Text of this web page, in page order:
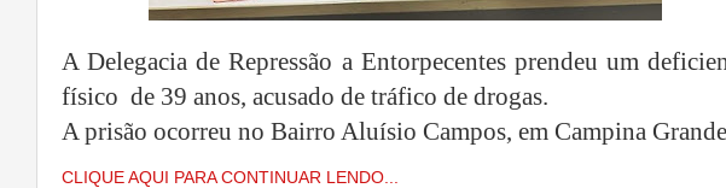
A Delegacia de Repressão a Entorpecentes prendeu um
físico de 39 anos, acusado de tráfico de drogas.
A prisão ocorreu no Bairro Aluísio Campos, em Campina
CLIQUE AQUI PARA CONTINUAR LENDO...